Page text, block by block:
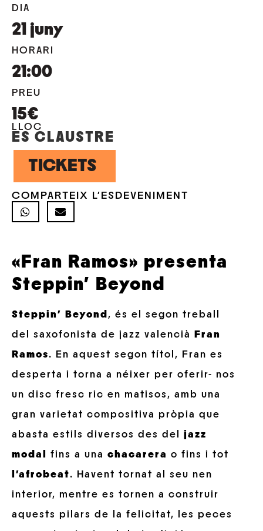
DIA
21 juny
HORARI
21:00
PREU
15€
LLOC
ES CLAUSTRE
TICKETS
COMPARTEIX L'ESDEVENIMENT
«Fran Ramos» presenta
Steppin’ Beyond
Steppin’ Beyond , és el segon treball
del saxofonista de jazz valencià
Fran
Ramos. En aquest segon títol, Fran es
desperta i torna a néixer per oferir- nos
un disc fresc ric en matisos, amb una
gran varietat compositiva pròpia que
abasta estils diversos des del jazz
modal
fins a una chacarera o fins i tot
l’afrobeat. Havent tornat al seu nen
interior, mentre es tornen a construir
aquests pilars de la felicitat, les peces